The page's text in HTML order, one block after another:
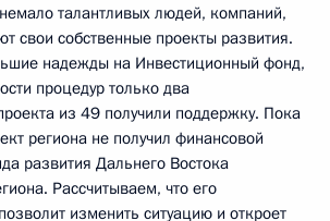
талантливых людей, компаний,
свои собственные проекты развития.
надежды на Инвестиционный фонд,
процедур только два
из 49 получили поддержку. Пока
региона не получил финансовой
развития Дальнего Востока
Рассчитываем, что его
изменить ситуацию и откроет